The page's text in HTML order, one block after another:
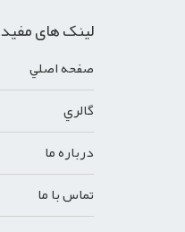
لینک های مفید
صفحه اصلي
گالري
درباره ما
تماس با ما